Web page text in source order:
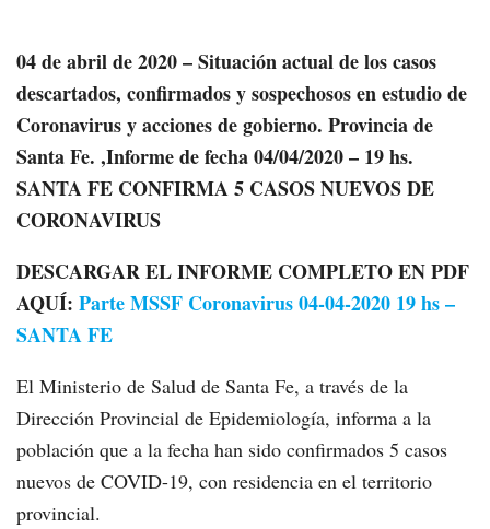
04 de abril de 2020 –Situación actual de los casos
descartados, confirmados y sospechosos en estudio de
Coronavirus y acciones de gobierno. Provincia de
Santa Fe. ,Informe de fecha 04/04/2020 – 19 hs.
SANTA FE CONFIRMA 5 CASOS NUEVOS DE
CORONAVIRUS
DESCARGAR EL INFORME COMPLETO EN PDF
AQUÍ: Parte MSSF Coronavirus 04-04-2020 19 hs –
SANTA FE
El Ministerio de Salud de Santa Fe, a través de la
Dirección Provincial de Epidemiología, informa a la
población que a la fecha han sido confirmados 5 casos
nuevos de COVID-19, con residencia en el territorio
provincial.